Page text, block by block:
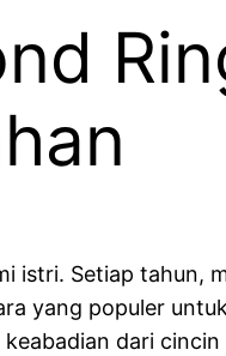
istri. Setiap tahun,
yang populer
dari